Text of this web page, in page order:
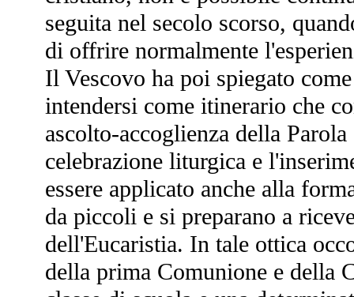
seguita nel secolo scorso,
di offrire normalmente
Il Vescovo ha poi spiegato
intendersi come itinerario che
ascolto-accoglienza della
celebrazione liturgica e
essere applicato anche alla
da piccoli e si preparano a
dell'Eucaristia. In tale ottica
della prima Comunione e della